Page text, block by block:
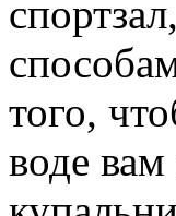
того,
воде